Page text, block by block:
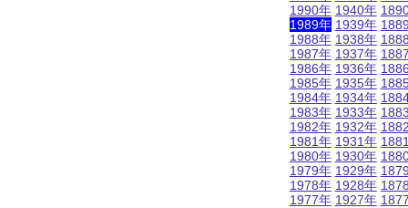
1990年
1989年
1988年
1987年
1986年
1985年
1984年
1983年
1982年
1981年
1980年
1979年
1978年
1977年
1940年
1939年
1938年
1937年
1936年
1935年
1934年
1933年
1932年
1931年
1930年
1929年
1928年
1927年